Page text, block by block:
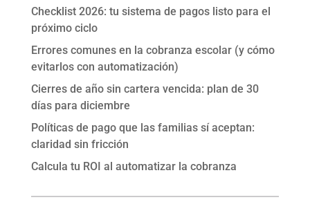
Checklist 2026: tu sistema de pagos listo para el
próximo ciclo
Errores comunes en la cobranza escolar (y cómo
evitarlos con automatización)
Cierres de año sin cartera vencida: plan de 30
días para diciembre
Políticas de pago que las familias sí aceptan:
claridad sin fricción
Calcula tu ROI al automatizar la cobranza